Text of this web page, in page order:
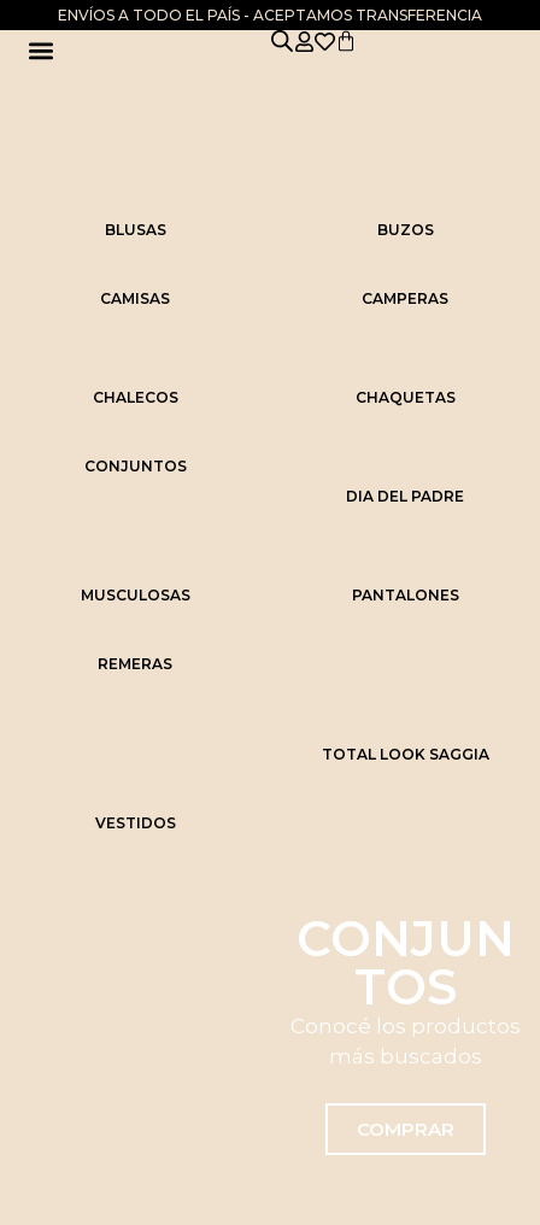
ENVÍOS A TODO EL PAÍS - ACEPTAMOS TRANSFERENCIA
BLUSAS BUZOS
CAMISAS CAMPERAS
CHALECOS CHAQUETAS
CONJUNTOS
DIA DEL PADRE
MUSCULOSAS PANTALONES
REMERAS
TOTAL LOOK SAGGIA
VESTIDOS
CONJUN
TOS
Conocé los productos
más buscados
COMPRAR